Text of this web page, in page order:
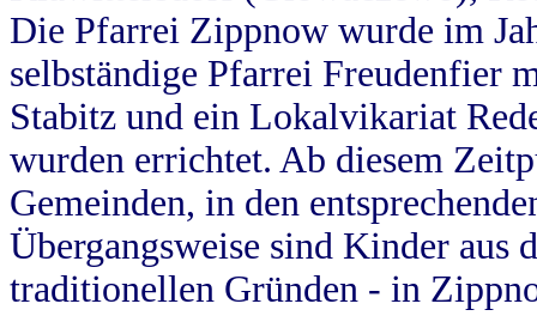
Die Pfarrei Zippnow wurde im
selbständige Pfarrei Freudenfier
Stabitz und ein Lokalvikariat
wurden errichtet. Ab diesem
Gemeinden, in den
Übergangsweise sind Kinder aus
traditionellen Gründen - in